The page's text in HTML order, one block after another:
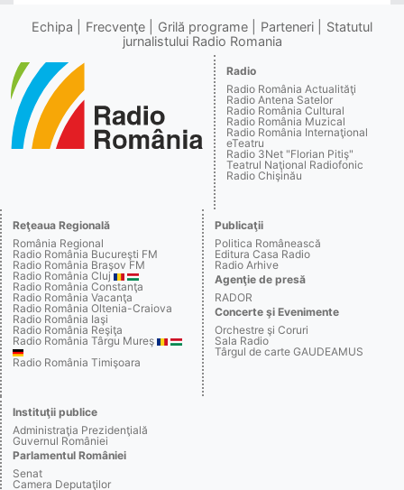
Echipa Frecvenţe Grilă programe Parteneri
Statutul
jurnalistului Radio Romania
Radio
Radio România Actualităţi
Radio Antena Satelor
Radio România Cultural
Radio România Muzical
Radio România Internaţional
eTeatru
Radio 3Net "Florian Pitiş"
Teatrul Naţional Radiofonic
Radio Chişinău
Reţeaua Regională
România Regional
Radio România Bucureşti FM
Radio România Braşov FM
Radio România Cluj
Radio România Constanţa
Radio România Vacanţa
Radio România Oltenia-Craiova
Radio România Iaşi
Radio România Reşiţa
Radio România Târgu Mureş
Radio România Timişoara
Publicaţii
Politica Românească
Editura Casa Radio
Radio Arhive
Agenţie de presă
RADOR
Concerte şi Evenimente
Orchestre şi Coruri
Sala Radio
Târgul de carte GAUDEAMUS
Instituţii publice
Administraţia Prezidenţială
Guvernul României
Parlamentul României
Senat
Camera Deputaţilor